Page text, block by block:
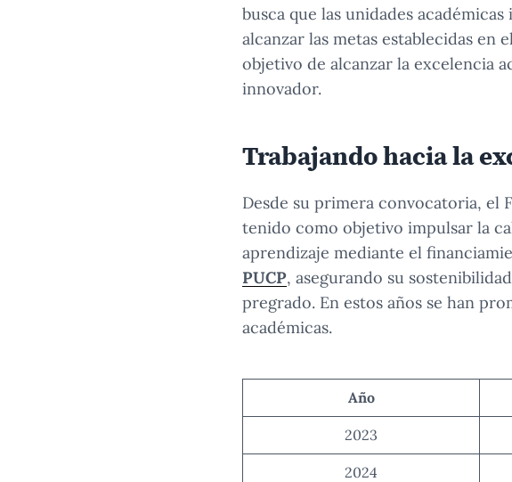
busca que las unidades
alcanzar las metas establecidas en
objetivo de alcanzar la excelencia
innovador.
Trabajando hacia la
Desde su primera convocatoria, el
tenido como objetivo impulsar la
aprendizaje mediante el
PUCP, asegurando su
pregrado. En estos años se han
académicas.
Año
2023
2024